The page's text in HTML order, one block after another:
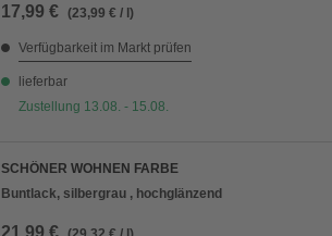
17,99 € (23,99 € / l)
Verfügbarkeit im Markt prüfen
lieferbar
Zustellung 13.08. - 15.08.
SCHÖNER WOHNEN FARBE
Buntlack, silbergrau , hochglänzend